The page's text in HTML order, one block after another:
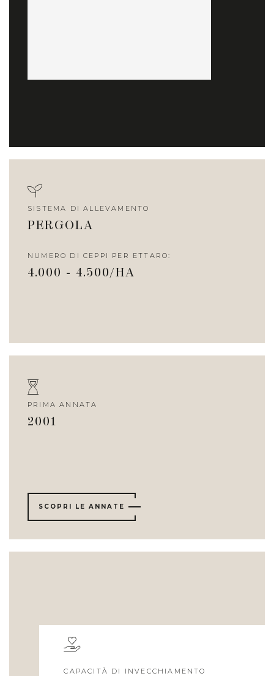
SISTEMA DI ALLEVAMENTO
PERGOLA
NUMERO DI CEPPI PER ETTARO:
4.000 - 4.500/HA
PRIMA ANNATA
2001
SCOPRI LE ANNATE
CAPACITÀ DI INVECCHIAMENTO